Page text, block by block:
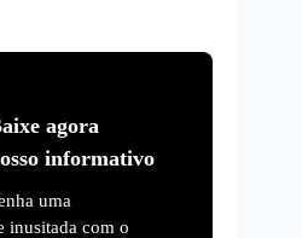
agora
informativo
uma
inusitada com o